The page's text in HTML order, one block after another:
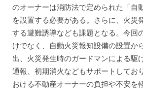
のオーナーは消防法で定められた「自
を設置する必要がある。さらに、火災
する避難誘導なども課題となる。今回
けでなく、自動火災報知設備の設置か
出、火災発生時のガードマンによる駆
通報、初期消火などもサポートしてお
おける不動産オーナーの負担や不安を